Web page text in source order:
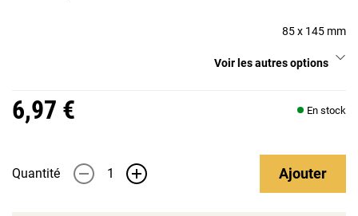
85 x 145 mm
Voir les autres options
6,97 € En stock
Quantité - + Ajouter